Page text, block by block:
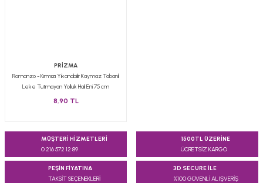
PRİZMA
Romanzo - Kırmızı Yıkanabilir Kaymaz Tabanlı
Leke Tutmayan Yolluk Halı Eni 75 cm
8,90 TL
MÜŞTERİ HİZMETLERİ
0 216 572 12 89
1500TL ÜZERİNE
ÜCRETSİZ KARGO
PEŞİN FİYATINA
TAKSİT SEÇENEKLERİ
3D SECURE İLE
%100 GÜVENLİ ALIŞVERİŞ